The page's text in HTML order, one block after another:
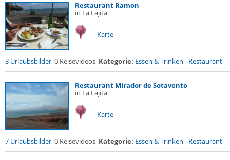
Restaurant Ramon
in La Lajita
Karte
3 Urlaubsbilder 0 Reisevideos Kategorie: Essen & Trinken - Restaurant
Restaurant Mirador de Sotavento
in La Lajita
Karte
7 Urlaubsbilder 0 Reisevideos Kategorie: Essen & Trinken - Restaurant